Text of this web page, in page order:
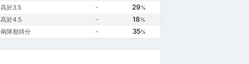
高於3.5 - 29%
高於4.5 - 18%
兩隊都得分 - 35%